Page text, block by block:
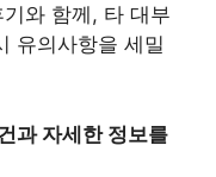
와 함께, 타 대부
유의사항을 세밀
과 자세한 정보를